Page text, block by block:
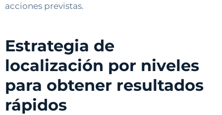
acciones previstas.
Estrategia de
localización por niveles
para obtener resultados
rápidos